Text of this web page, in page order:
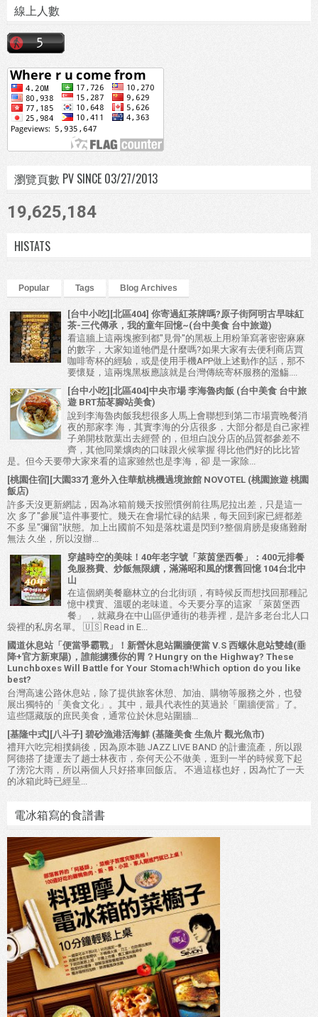
線上人數
瀏覽頁數 PV SINCE 03/27/2013
19,625,184
HISTATS
Popular Tags Blog Archives
[台中小吃][北區404] 你寄過紅茶牌嗎?原子街阿明古早味紅
茶-三代傳承，我的童年回憶~(台中美食 台中旅遊)
看這牆上這兩塊擦到都"見骨"的黑板上用粉筆寫著密密麻麻
的數字，大家知道牠們是什麼嗎?如果大家有去便利商店買
咖啡寄杯的經驗，或是使用手機APP做上述動作的話，那不
要懷疑，這兩塊黑板應該就是台灣傳統寄杯服務的濫觴....
[台中小吃][北區404]中央市場 李海魯肉飯 (台中美食 台中旅
遊 BRT茄苳腳站美食)
說到李海魯肉飯我想很多人馬上會聯想到第二市場賣晚餐消
夜的那家李 海，其實李海的分店很多，大部分都是自己家裡
子弟開枝散葉出去經營 的，但坦白說分店的品質都參差不
齊，其他同業爌肉的口味跟火候掌握 得比他們好的比比皆
是。但今天要帶大家來看的這家雖然也是李海，卻 是一家除...
[桃園住宿][大園337] 意外入住華航桃機過境旅館 NOVOTEL (桃園旅遊 桃園
飯店)
許多天沒更新網誌，因為冰箱前幾天按照慣例前往馬尼拉出差，只是這一
次 多了"參展"這件事要忙。幾天在會場忙碌的結果，每天回到家已經都差
不多 呈"彌留"狀態。加上出國前不知是落枕還是閃到?整個肩膀是痠痛難耐
無法 久坐，所以沒辦...
穿越時空的美味！40年老字號「萊茵堡西餐」：400元排餐
免服務費、炒飯無限續，滿滿昭和風的懷舊回憶 104台北中
山
在這個網美餐廳林立的台北街頭，有時候反而想找回那種記
憶中樸實、溫暖的老味道。今天要分享的這家 「萊茵堡西
餐」 ，就藏身在中山區伊通街的巷弄裡，是許多老台北人口
袋裡的私房名單。 🇺🇸 Read in E...
國道休息站「便當爭霸戰」！新營休息站圍牆便當 V.S 西螺休息站雙雄(垂
降+官方新東陽)，誰能擄獲你的胃？Hungry on the Highway? These
Lunchboxes Will Battle for Your Stomach!Which option do you like
best?
台灣高速公路休息站，除了提供旅客休憩、加油、購物等服務之外，也發
展出獨特的「美食文化」。其中，最具代表性的莫過於「圍牆便當」了。
這些隱藏版的庶民美食，通常位於休息站圍牆...
[基隆中式][八斗子] 碧砂漁港活海鮮 (基隆美食 生魚片 觀光魚市)
禮拜六吃完相撲鍋後，因為原本聽 JAZZ LIVE BAND 的計畫流產，所以跟
阿德搭了捷運去了趟士林夜市，奈何天公不做美，逛到一半的時候竟下起
了滂沱大雨，所以兩個人只好搭車回飯店。 不過這樣也好，因為忙了一天
的冰箱此時已經呈...
電冰箱寫的食譜書